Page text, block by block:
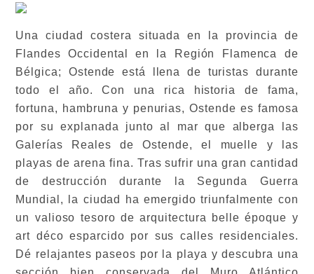
Una ciudad costera situada en la provincia de
Flandes Occidental en la Región Flamenca de
Bélgica; Ostende está llena de turistas durante
todo el año. Con una rica historia de fama,
fortuna, hambruna y penurias, Ostende es famosa
por su explanada junto al mar que alberga las
Galerías Reales de Ostende, el muelle y las
playas de arena fina. Tras sufrir una gran cantidad
de destrucción durante la Segunda Guerra
Mundial, la ciudad ha emergido triunfalmente con
un valioso tesoro de arquitectura belle époque y
art déco esparcido por sus calles residenciales.
Dé relajantes paseos por la playa y descubra una